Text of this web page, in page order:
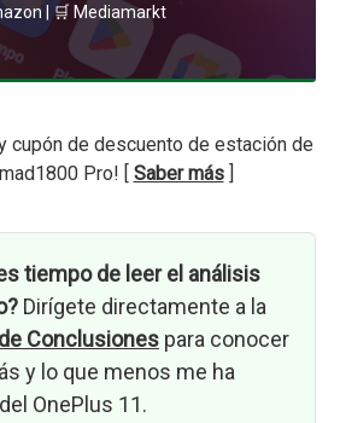
| 🛒 Mediamarkt
cupón de descuento de estación de
Pro! [ Saber más]
tiempo de leer el análisis
Dirígete directamente a la
Conclusiones para conocer
y lo que menos me ha
OnePlus 11.